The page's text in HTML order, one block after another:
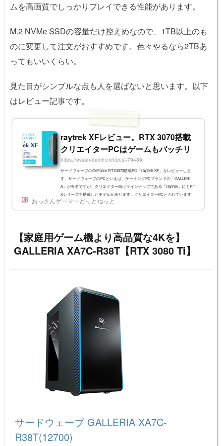
ムを高画質でしっかりプレイできる性能があります。
M.2 NVMe SSDの容量だけ控えめなので、1TB以上のも
のに変更して注文がおすすめです。色々やるなら2TBあ
ってもいいくらい。
見た目がシンプルな点も人を選ばないと思います。以下
はレビュー記事です。
raytrek XFレビュー。RTX 3070搭載
クリエイターPCはゲームもバッチリ
https://ossan-gamer.net/post-79489
サードウェーブのGeForce RTX3070搭載PC「raytrek XF」をレビューしま
す。サードウェーブのPCといえば、ゲーミングPCブランドの「GALLERI
A」が有名ですが、クリエイター向けラインナップである「raytrek」にもRT
Xシリーズを搭載したモデルがあります。クリエイターPCとされています
が、ゲーミングPCとしても全く問題ない性能でした。 { "image": "https://oss
an-gamer.net/files/img/LD.png", "title": "サードウェーブ raytrek XF", "descriptio
おっさんゲーマーどっとねっと
【家庭用ゲーム機より高品質な4Kを】
GALLERIA XA7C-R38T【RTX 3080 Ti】
サードウェーブ GALLERIA XA7C-
R38T(12700)